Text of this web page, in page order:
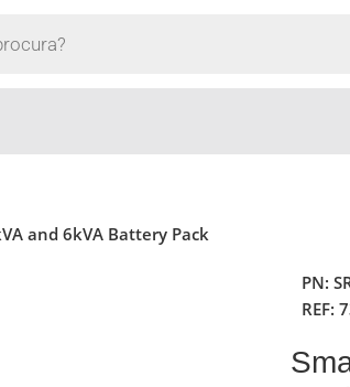
and 6kVA Battery Pack
PN:
REF: